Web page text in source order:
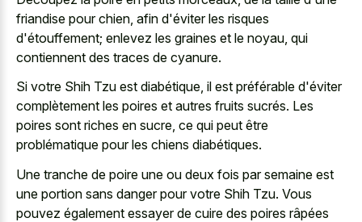
friandise pour chien, afin d'éviter les risques
d'étouffement; enlevez les graines et le noyau, qui
contiennent des traces de cyanure.
Si votre Shih Tzu est diabétique, il est préférable d'éviter
complètement les poires et autres fruits sucrés. Les
poires sont riches en sucre, ce qui peut être
problématique pour les chiens diabétiques.
Une tranche de poire une ou deux fois par semaine est
une portion sans danger pour votre Shih Tzu. Vous
pouvez également essayer de cuire des poires râpées